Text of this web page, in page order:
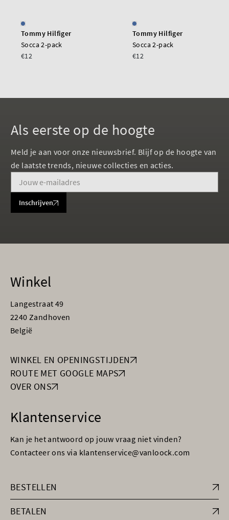
Tommy Hilfiger
Socca 2-pack
€12
Tommy Hilfiger
Socca 2-pack
€12
Als eerste op de hoogte
Meld je aan voor onze nieuwsbrief. Blijf op de hoogte van
de laatste trends, nieuwe collecties en acties.
Inschrijven
Winkel
Langestraat 49
2240 Zandhoven
België
WINKEL EN OPENINGSTIJDEN
ROUTE MET GOOGLE MAPS
OVER ONS
Klantenservice
Kan je het antwoord op jouw vraag niet vinden?
Contacteer ons via klantenservice@vanloock.com
BESTELLEN
BETALEN